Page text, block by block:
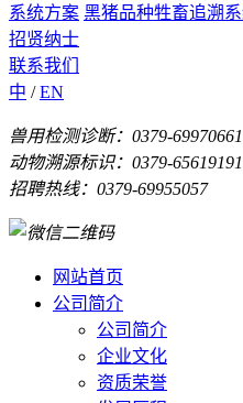
系统方案 黑猪品种牲畜追溯
招贤纳士
联系我们
中 /EN
兽用检测诊断：0379-69970661
动物溯源标识：0379-65619191
招聘热线：0379-69955057
网站首页
公司简介
公司简介
企业文化
资质荣誉